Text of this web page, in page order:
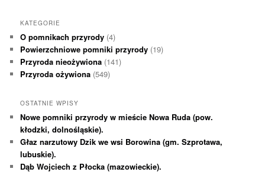
KATEGORIE
O pomnikach przyrody (4)
Powierzchniowe pomniki przyrody (19)
Przyroda nieożywiona (141)
Przyroda ożywiona (549)
OSTATNIE WPISY
Nowe pomniki przyrody w mieście Nowa Ruda (pow.
kłodzki, dolnośląskie).
Głaz narzutowy Dzik we wsi Borowina (gm. Szprotawa,
lubuskie).
Dąb Wojciech z Płocka (mazowieckie).